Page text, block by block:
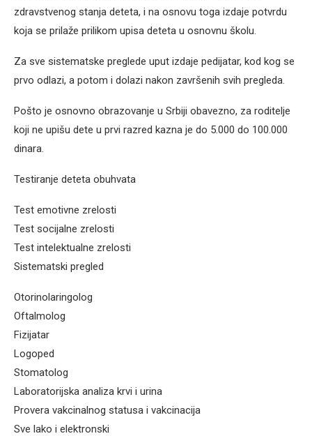
zdravstvenog stanja deteta, i na osnovu toga izdaje potvrdu
koja se prilaže prilikom upisa deteta u osnovnu školu.
Za sve sistematske preglede uput izdaje pedijatar, kod kog se
prvo odlazi, a potom i dolazi nakon završenih svih pregleda.
Pošto je osnovno obrazovanje u Srbiji obavezno, za roditelje
koji ne upišu dete u prvi razred kazna je do 5.000 do 100.000
dinara.
Testiranje deteta obuhvata
Test emotivne zrelosti
Test socijalne zrelosti
Test intelektualne zrelosti
Sistematski pregled
Otorinolaringolog
Oftalmolog
Fizijatar
Logoped
Stomatolog
Laboratorijska analiza krvi i urina
Provera vakcinalnog statusa i vakcinacija
Sve lako i elektronski